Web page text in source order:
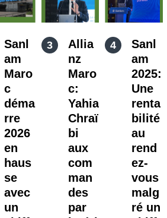
Sanl
am
Maro
c
déma
rre
2026
en
haus
se
avec
un
Allia
nz
Maro
c:
Yahia
Chraï
bi
aux
com
man
des
par
Sanl
am
2025:
Une
renta
bilité
au
rend
ez-
vous
malg
ré un